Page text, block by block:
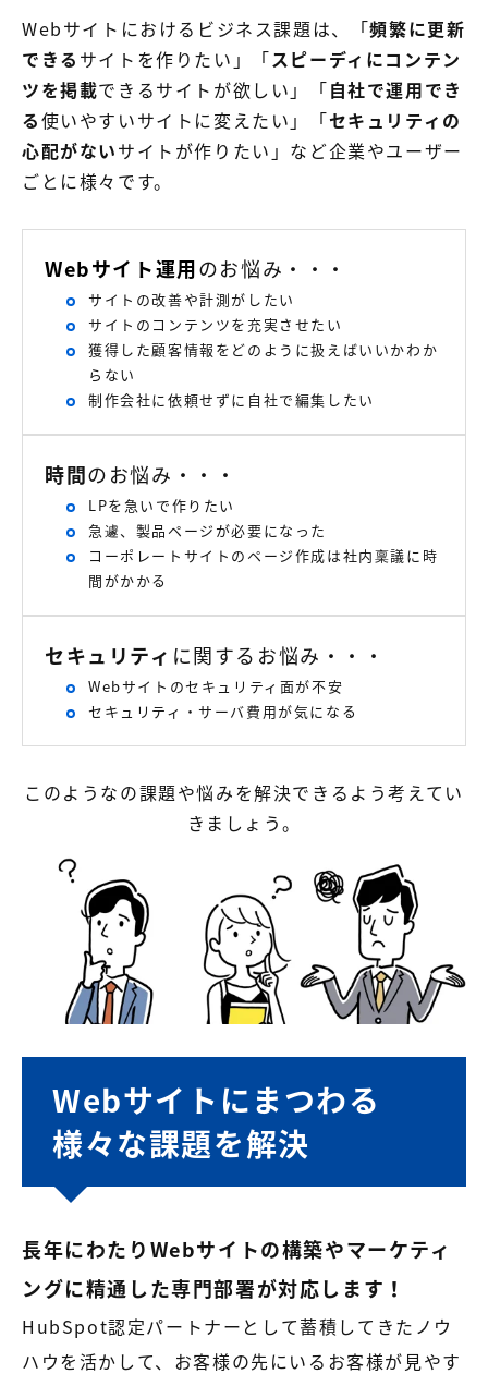
Webサイトにおけるビジネス課題は、「頻繁に更新
できる サイトを作りたい」「スピーディにコンテン
ツを掲載できるサイトが欲しい」「自社で運用でき
る使いやすいサイトに変えたい」「セキュリティの
心配がないサイトが作りたい」など企業やユーザー
ごとに様々です。
Webサイト運用のお悩み・・・
サイトの改善や計測がしたい
サイトのコンテンツを充実させたい
獲得した顧客情報をどのように扱えばいいかわか
らない
制作会社に依頼せずに自社で編集したい
時間のお悩み・・・
LPを急いで作りたい
急遽、製品ページが必要になった
コーポレートサイトのページ作成は社内稟議に時
間がかかる
セキュリティ に関するお悩み・・・
Webサイトのセキュリティ面が不安
セキュリティ・サーバ費用が気になる
このようなの課題や悩みを解決できるよう考えてい
きましょう。
Webサイトにまつわる
様々な課題を解決
長年にわたりWebサイトの構築やマーケティ
ングに精通した専門部署が対応します！
HubSpot認定パートナーとして蓄積してきたノウ
ハウを活かして、お客様の先にいるお客様が見やす